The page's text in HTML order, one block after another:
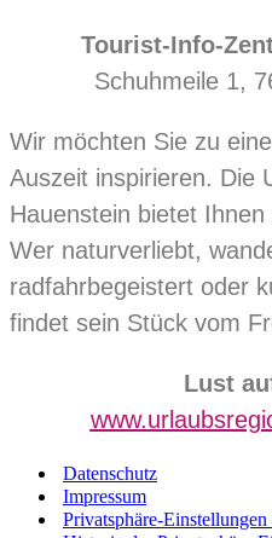
Tourist-Info-
Schuhmeile 1,
Wir möchten Sie zu
Auszeit inspirieren. Die
Hauenstein bietet Ihnen
Wer naturverliebt,
radfahrbegeistert oder
findet sein Stück vom
Lust
Datenschutz
Impressum
Privatsphäre-Einstellungen